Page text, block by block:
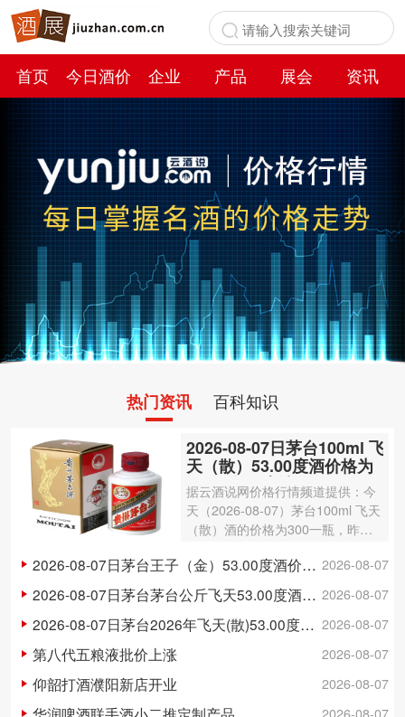
首页 今日酒价 企业 产品 展会
资讯
百科
热门资讯 百科知识
2026-08-07日茅台100ml 飞
天（散）53.00度酒价格为
300一瓶，上涨 3元
据云酒说网价格行情频道提供：今
天（2026-08-07）茅台100ml 飞天
（散）酒的价格为300一瓶，昨日
00ml 飞天（散）酒容量为100ml，
酒精度数为53.00度。茅台酒除了年
份因素之外…
2026-08-07
2026-08-07日茅台王子（金）53.00度酒价格为148一瓶，下跌 5元
2026-08-07
2026-08-07日茅台茅台公斤飞天53.00度酒价格为3,250一瓶，下跌 20元
2026-08-07
2026-08-07日茅台2026年飞天(散)53.00度酒价格为1,700一瓶，上涨 5元
2026-08-07
第八代五粮液批价上涨
2026-08-07
仰韶打酒濮阳新店开业
2026-08-07